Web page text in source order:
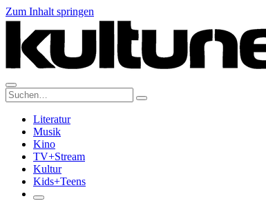
Zum Inhalt springen
Suche:
Literatur
Musik
Kino
TV+Stream
Kultur
Kids+Teens